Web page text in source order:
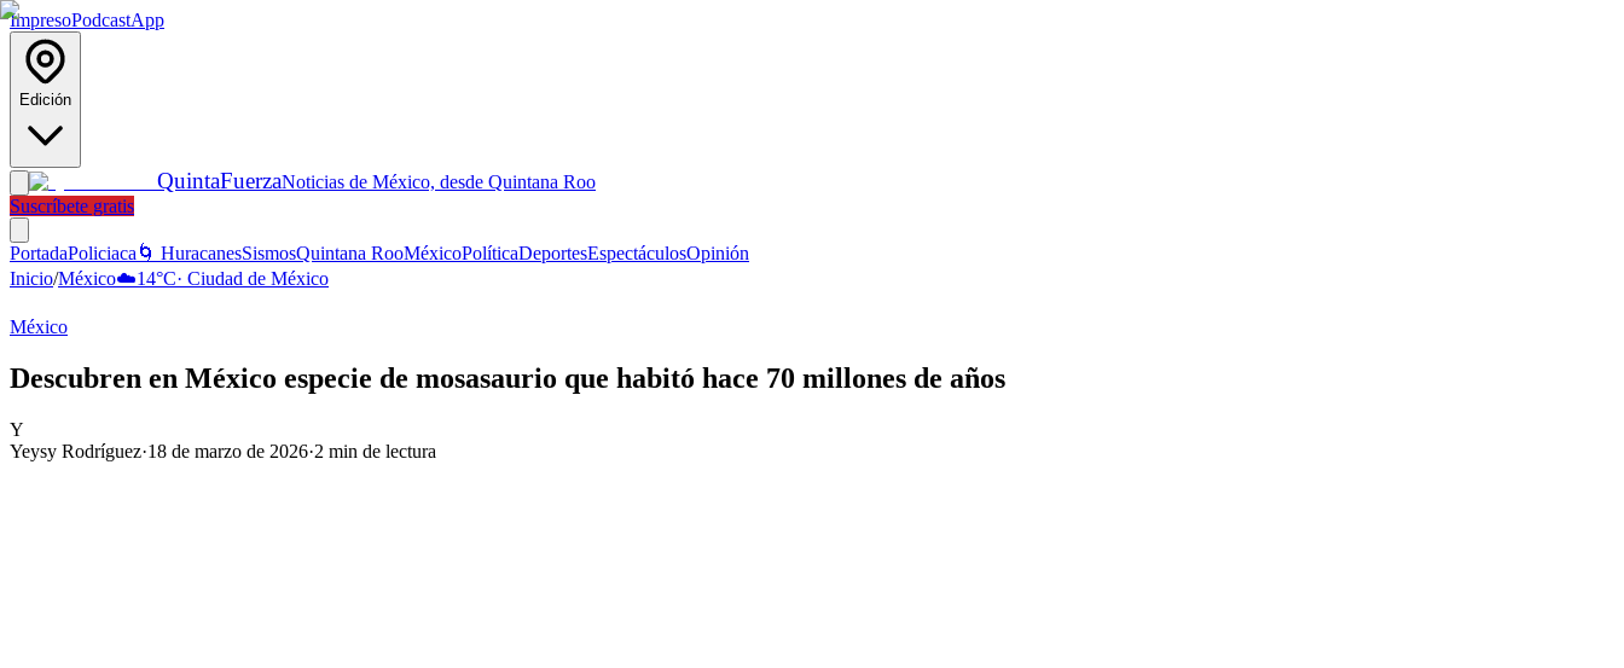
ImpresoPodcastApp
Edición
QuintaFuerzaNoticias de México, desde Quintana Roo
Suscríbete gratis
PortadaPoliciaca 🌀 HuracanesSismosQuintana RooMéxicoPolíticaDeportesEspectáculosOpinión
Inicio/México☁️14°C· Ciudad de México
México
Descubren en México especie de mosasaurio que habitó hace 70 millones de años
Y
Yeysy Rodríguez·18 de marzo de 2026·2 min de lectura